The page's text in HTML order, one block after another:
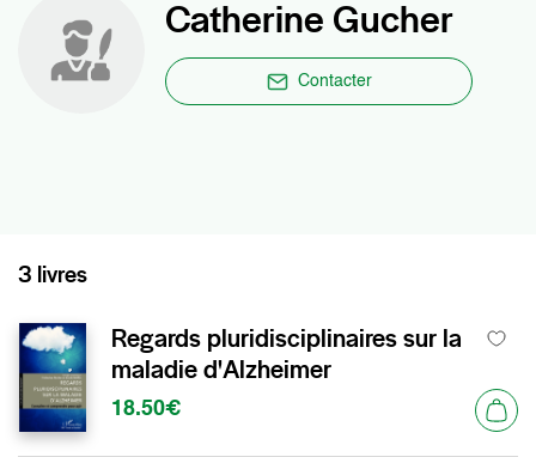
Catherine Gucher
Contacter
3 livres
Regards pluridisciplinaires sur la
maladie d'Alzheimer
18.50€